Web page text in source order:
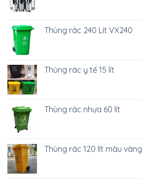
Thùng rác 240 Lít VX240
Thùng rác y tế 15 lít
Thùng rác nhựa 60 lít
Thùng rác 120 lít màu vàng